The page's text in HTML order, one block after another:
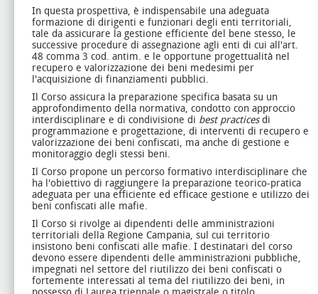
In questa prospettiva, è indispensabile una adeguata
formazione di dirigenti e funzionari degli enti territoriali,
tale da assicurare la gestione efficiente del bene stesso, le
successive procedure di assegnazione agli enti di cui all'art.
48 comma 3 cod. antim. e le opportune progettualità nel
recupero e valorizzazione dei beni medesimi per
l'acquisizione di finanziamenti pubblici.
Il Corso assicura la preparazione specifica basata su un
approfondimento della normativa, condotto con approccio
interdisciplinare e di condivisione di best practicesdi
programmazione e progettazione, di interventi di recupero e
valorizzazione dei beni confiscati, ma anche di gestione e
monitoraggio degli stessi beni.
Il Corso propone un percorso formativo interdisciplinare che
ha l'obiettivo di raggiungere la preparazione teorico-pratica
adeguata per una efficiente ed efficace gestione e utilizzo dei
beni confiscati alle mafie.
Il Corso si rivolge ai dipendenti delle amministrazioni
territoriali della Regione Campania, sul cui territorio
insistono beni confiscati alle mafie. I destinatari del corso
devono essere dipendenti delle amministrazioni pubbliche,
impegnati nel settore del riutilizzo dei beni confiscati o
fortemente interessati al tema del riutilizzo dei beni, in